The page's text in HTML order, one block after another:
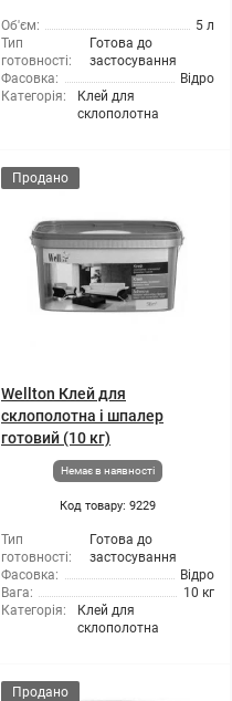
Об'єм:
5 л
Тип
готовності:
Готова до
застосування
Фасовка:
Відро
Категорія:
Клей для
склополотна
Продано
Wellton Клей для
склополотна і шпалер
готовий (10 кг)
Немає в наявності
Код товару: 9229
Тип
готовності:
Готова до
застосування
Фасовка:
Відро
Вага:
10 кг
Категорія:
Клей для
склополотна
Продано